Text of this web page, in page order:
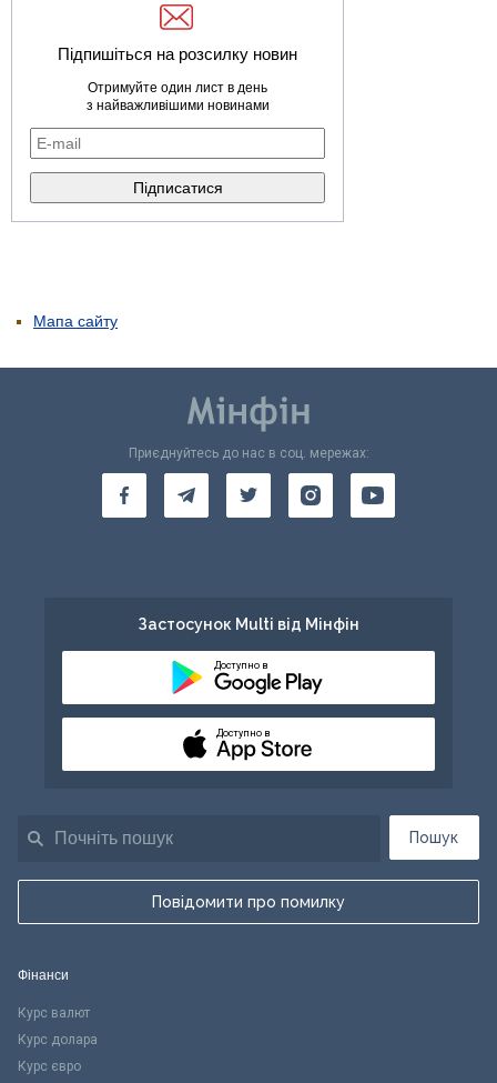
Підпишіться на розсилку новин
Отримуйте один лист в день
з найважливішими новинами
Мапа сайту
Пошук
Повідомити про помилку
Приєднуйтесь до нас в соц. мережах:
Застосунок Multi від Мінфін
Доступно в
Доступно в
Фінанси
Курс валют
Курс долара
Курс євро